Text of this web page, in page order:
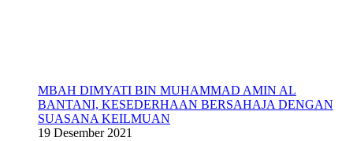
MBAH DIMYATI BIN MUHAMMAD AMIN AL
BANTANI, KESEDERHAAN BERSAHAJA DENGAN
SUASANA KEILMUAN
19 Desember 2021